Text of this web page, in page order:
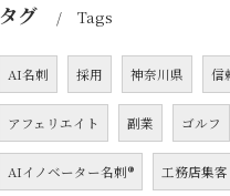
タグ Tags
AI名刺 採用 神奈川県 信
アフェリエイト 副業 ゴルフ
AIイノベーター名刺® 工務店集客